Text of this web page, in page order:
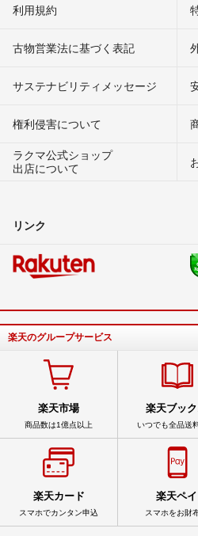
利用規約
古物営業法に基づく表記
サステナビリティメッセージ
権利侵害について
ラクマ公式ショップ
出店について
リンク
楽天のグループサービス
楽天市場
商品数は1億点以上
楽天ブッ
いつでも全品送
楽天カード
スマホでカンタン申込
楽天ペイ
スマホをお財